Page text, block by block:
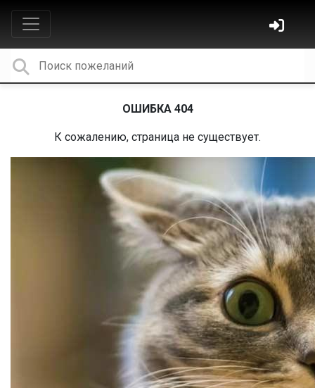
ОШИБКА 404
К сожалению, страница не существует.